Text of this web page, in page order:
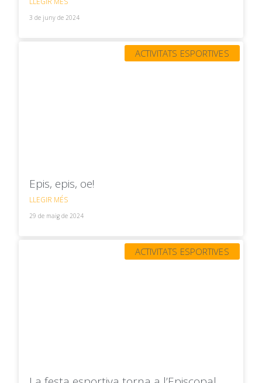
3 de juny de 2024
ACTIVITATS ESPORTIVES
Epis, epis, oe!
LLEGIR MÉS
29 de maig de 2024
ACTIVITATS ESPORTIVES